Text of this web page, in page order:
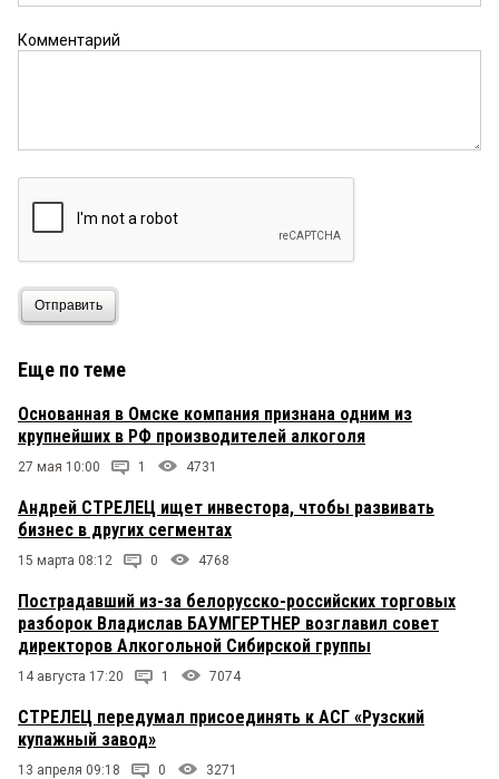
Комментарий
Отправить
Еще по теме
Основанная в Омске компания признана одним из
крупнейших в РФ производителей алкоголя
27 мая 10:00 1 4731
Андрей СТРЕЛЕЦ ищет инвестора, чтобы развивать
бизнес в других сегментах
15 марта 08:12 0 4768
Пострадавший из-за белорусско-российских торговых
разборок Владислав БАУМГЕРТНЕР возглавил совет
директоров Алкогольной Сибирской группы
14 августа 17:20 1 7074
СТРЕЛЕЦ передумал присоединять к АСГ «Рузский
купажный завод»
13 апреля 09:18 0 3271